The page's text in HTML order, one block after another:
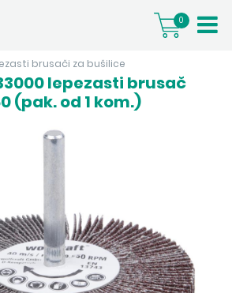
0
brusači za bušilice
lepezasti brusač
(pak. od 1 kom.)